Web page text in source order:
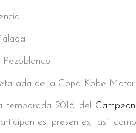
de la Copa Kobe
temporada 2016 del
presentes, así